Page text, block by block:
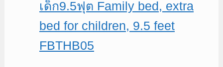
เด็ก9.5ฟุต Family bed, extra
bed for children, 9.5 feet
FBTHB05